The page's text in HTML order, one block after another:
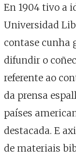
En 1904 tivo a
Universidad
contase cunha
difundir o
referente ao
da prensa
países
destacada. E
de materiais